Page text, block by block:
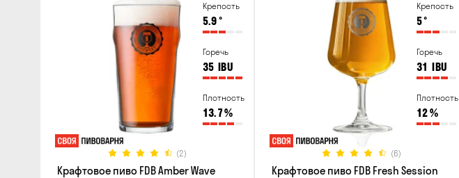
Крепость
5.9°
Горечь
35 IBU
Плотность
13.7%
(2)
Крафтовое пиво FDB Amber Wave
Крепость
5°
Горечь
31 IBU
Плотность
12%
(6)
Крафтовое пиво FDB Fresh Session